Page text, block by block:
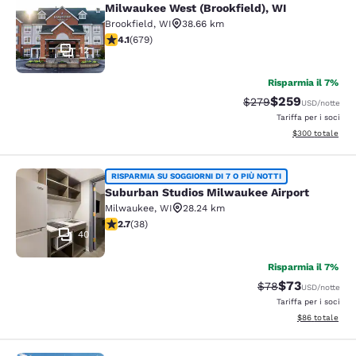
12
Milwaukee West (Brookfield), WI
Brookfield, WI
38.66 km
Valutazione di 4.12 stelle. Molto buono. 679 recensioni
4.1(679)
Risparmia il 7%
Tariffa di barratura:
$279Tariffa
$259USD/notte
Tariffa per i soci
Visualizza i
$300 totale
Suburban Studios Milwaukee
40
RISPARMIA SU SOGGIORNI DI 7 O PIÙ NOTTI
Suburban Studios Milwaukee Airport
Milwaukee, WI
28.24 km
Valutazione di 2.66 stelle. Discreto. 38 recensioni
2.7(38)
Risparmia il 7%
Tariffa di
$78Tariffa
$73USD/notte
Tariffa per i soci
Visualizza i
$86 totale